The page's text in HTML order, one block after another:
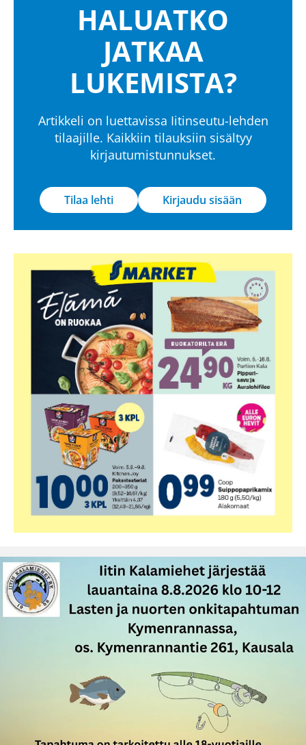
HALUATKO
JATKAA
LUKEMISTA?
Artikkeli on luettavissa Iitinseutu-lehden
tilaajille. Kaikkiin tilauksiin sisältyy
kirjautumistunnukset.
Tilaa lehti Kirjaudu sisään